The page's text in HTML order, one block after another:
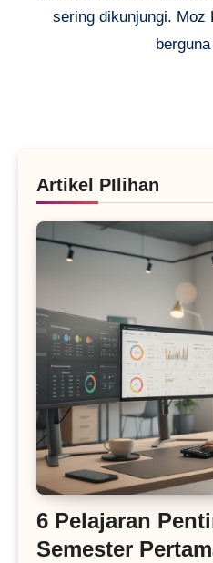
sering dikunjungi. Moz
Artikel PIlihan
6 Pelajaran
Semester